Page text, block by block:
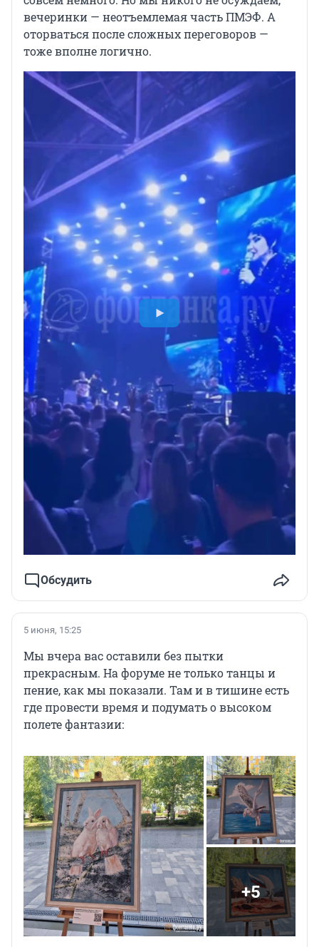
вечеринки — неотъемлемая часть ПМЭФ. А
оторваться после сложных переговоров —
тоже вполне логично.
Обсудить
5 июня, 15:25
Мы вчера вас оставили без пытки
прекрасным. На форуме не только танцы и
пение, как мы показали. Там и в тишине есть
где провести время и подумать о высоком
полете фантазии:
+5